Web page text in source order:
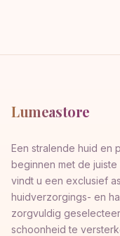
Lumeastore
Een stralende huid en
beginnen met de juiste
vindt u een exclusief
huidverzorgings- en
zorgvuldig
schoonheid te